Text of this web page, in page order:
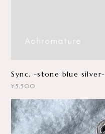
Sync. -stone blue silver-
¥5,500